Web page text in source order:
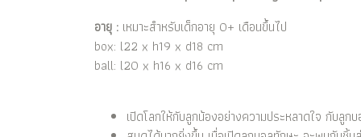
อายุ : เหมาะสำหรับเด็กอายุ 0+ เดือนขึ้นไป
box: l22 x h19 x d18 cm
ball: l20 x h16 x d16 cm
เปิดโลกให้กับลูกน้องอย่างความประหลาดใจ กับลู